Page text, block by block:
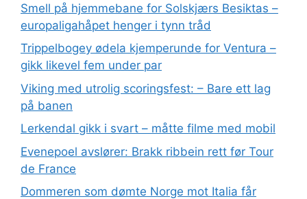
Smell på hjemmebane for Solskjærs Besiktas –
europaligahåpet henger i tynn tråd
Trippelbogey ødela kjemperunde for Ventura –
gikk likevel fem under par
Viking med utrolig scoringsfest: – Bare ett lag
på banen
Lerkendal gikk i svart – måtte filme med mobil
Evenepoel avslører: Brakk ribbein rett før Tour
de France
Dommeren som dømte Norge mot Italia får